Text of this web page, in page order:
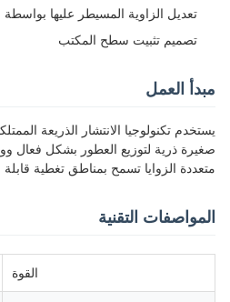
تعديل الزاوية المسيطر عليها بواسطة
تصميم تثبيت سطح المكتب
مبدأ العمل
يستخدم تكنولوجيا الانتشار الذريعة
صغيرة ذرية لتوزيع العطور بشكل فعال
متعددة الزوايا تسمح بمناطق تغطية
المواصفات التقنية
القوة